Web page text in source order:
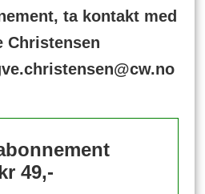
ta kontakt med
Christensen
49,-